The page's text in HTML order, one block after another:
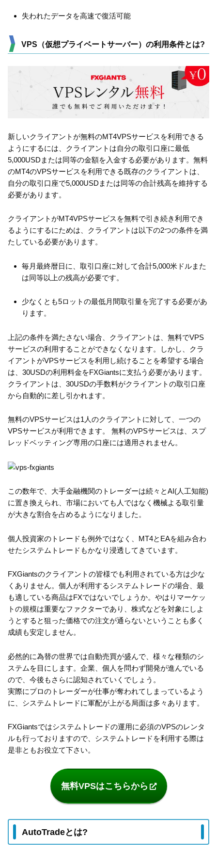
失われたデータを高速で復活可能
VPS（仮想プライベートサーバー）の利用条件とは?
新しいクライアントが無料のMT4VPSサービスを利用できる
ようにするには、クライアントは自分の取引口座に最低
5,000USDまたは同等の金額を入金する必要があります。無料
のMT4のVPSサービスを利用できる既存のクライアントは、
自分の取引口座で5,000USDまたは同等の合計残高を維持する
必要があります。
クライアントがMT4VPSサービスを無料で引き続き利用でき
るようにするにためは、クライアントは以下の2つの条件を満
たしている必要があります。
毎月最終暦日に、取引口座に対して合計5,000米ドルまた
は同等以上の残高が必要です。
少なくとも5ロットの最低月間取引量を完了する必要があ
ります。
上記の条件を満たさない場合、クライアントは、無料でVPS
サービスの利用することができなくなります。しかし、クラ
イアントがVPSサービスを利用し続けることを希望する場合
は、30USDの利用料金をFXGiantsに支払う必要があります。
クライアントは、30USDの手数料がクライアントの取引口座
から自動的に差し引かれます。
無料のVPSサービスは1人のクライアントに対して、一つの
VPSサービスが利用できます。 無料のVPSサービスは、スプ
レッドベッティング専用の口座には適用されません。
この数年で、大手金融機関のトレーダーは続々とAI(人工知能)
に置き換えられ、市場においても人ではなく機械よる取引量
が大きな割合を占めるようになりました。
個人投資家のトレードも例外ではなく、MT4とEAを組み合わ
せたシステムトレードもかなり浸透してきています。
FXGiantsのクライアントの皆様でも利用されている方は少な
くありません。個人が利用するシステムトレードの場合、最
も適している商品はFXではないでしょうか。やはりマーケッ
トの規模は重要なファクターであり、株式などを対象にしよ
うとすると狙った価格での注文が通らないということも多く
成績も安定しません。
必然的に為替の世界では自動売買が盛んで、様々な種類のシ
ステムを目にします。企業、個人を問わず開発が進んでいる
ので、今後もさらに認知されていくでしょう。
実際にプロのトレーダーが仕事が奪われてしまっているよう
に、システムトレードに軍配が上がる局面は多々あります。
FXGiantsではシステムトレードの運用に必須のVPSのレンタ
ルも行っておりますので、システムトレードを利用する際は
是非ともお役立て下さい。
無料VPSはこちらから
AutoTradeとは?